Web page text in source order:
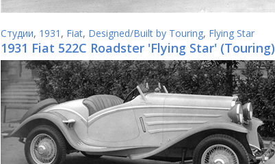
Студии, 1931 , Fiat, Designed/Built by Touring, Flying Star
1931 Fiat 522C Roadster 'Flying Star' (Touring)